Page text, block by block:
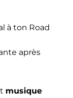
à ton Road
après
musique